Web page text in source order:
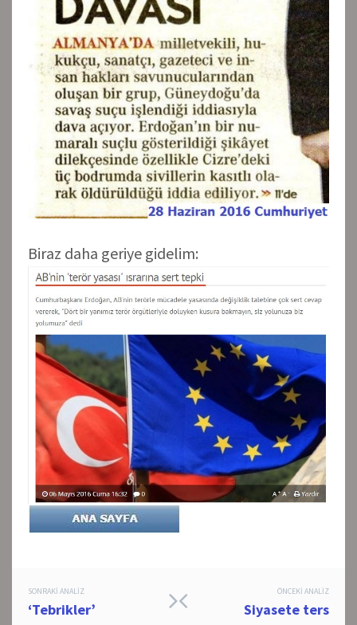
Biraz daha geriye gidelim:
Post
ÖNCEKI ANALIZ
Siyasete ters
SONRAKI ANALIZ
‘Tebrikler’